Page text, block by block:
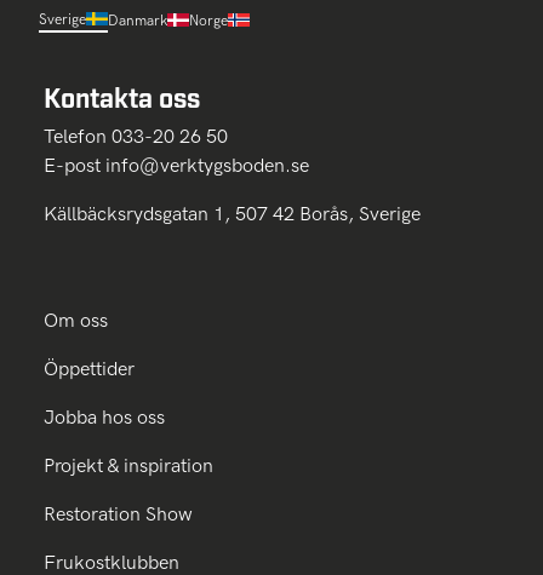
Sverige Danmark Norge
Kontakta oss
Telefon 033-20 26 50
E-post info@verktygsboden.se
Källbäcksrydsgatan 1, 507 42 Borås, Sverige
Om oss
Öppettider
Jobba hos oss
Projekt & inspiration
Restoration Show
Frukostklubben